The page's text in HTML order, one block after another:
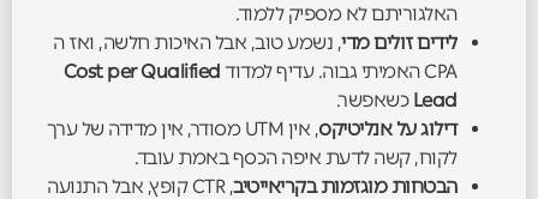
האלגוריתם לא מספיק ללמוד.
לידים זולים מדי, נשמע טוב, אבל האיכות חלשה, ואז ה
CPA האמיתי גבוה. עדיף למדוד
Cost per Qualified
Lead כשאפשר.
דילוג על אנליטיקס
, אין UTM מסודר, אין מדידה של ערך
לקוח, קשה לדעת איפה הכסף באמת עובד.
הבטחות מוגזמות בקריאייטיב
, CTR קופץ, אבל התנועה